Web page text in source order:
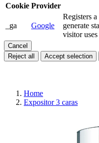
Cookie Provider
_ga Google
Registers
generate
visitor
Cancel
Reject all
Accept selection
Home
Expositor 3 caras